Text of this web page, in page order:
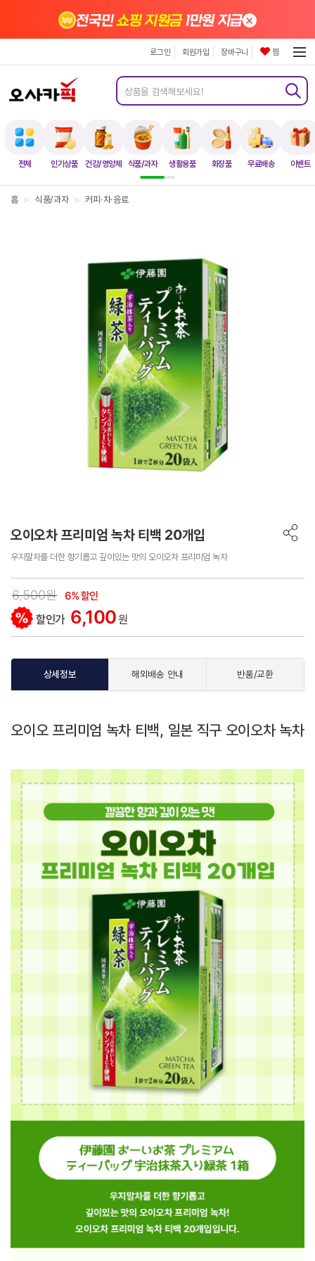
전체 인기상품 건강/영양제 식품/과자 생활용품 화장품 무료배송 이벤트
전국민쇼핑 지원금1만원 지급×
로그인 회원가입 장바구니 찜
홈 > 식품/과자 > 커피·차·음료
오이오차 프리미엄 녹차 티백 20개입
우지말차를 더한 향기롭고 깊이있는 맛의 오이오차 프리미엄 녹차
6,500원 6% 할인
할인가 6,100원
상세정보 해외배송 안내 반품/교환
오이오 프리미엄 녹차 티백, 일본 직구 오이오차 녹차